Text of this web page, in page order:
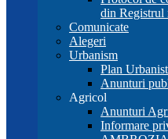
din Registrul
Comunicate
Alegeri
Urbanism
Plan
Anunturi
Agricol
Anunturi
Informare